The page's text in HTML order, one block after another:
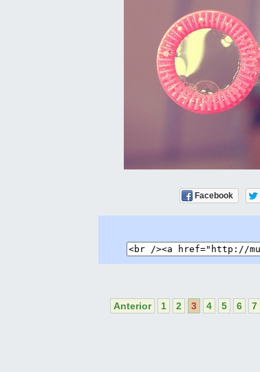
Facebook
Anterior 1 2 3 4 5 6 7